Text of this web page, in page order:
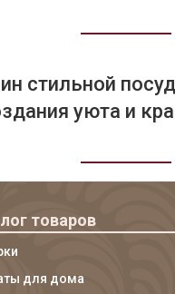
стильной
уюта и
товаров
для дома